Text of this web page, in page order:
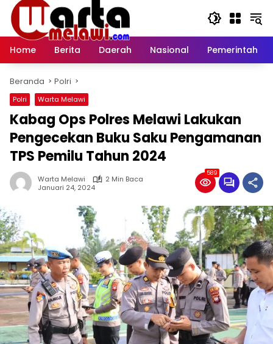
Langsung
konten
Home
Berita Daerah Nasional Pemerintah
Beranda Polri
Polri Warta Melawi
Kabag Ops Polres Melawi Lakukan
Pengecekan Buku Saku Pengamanan
TPS Pemilu Tahun 2024
Warta Melawi
2 Min Baca
Januari 24, 2024
589